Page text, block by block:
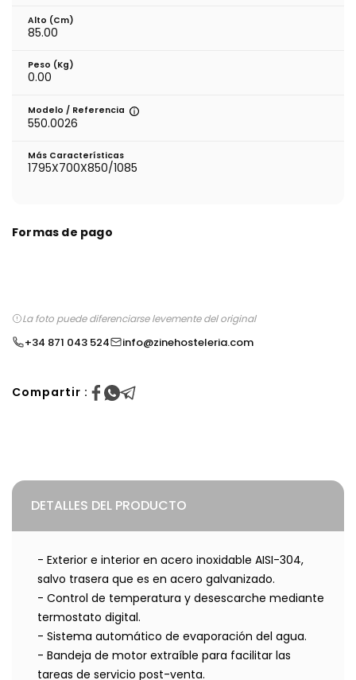
Alto (cm)
85.00
Peso (kg)
0.00
Modelo / Referencia
550.0026
Más Características
1795X700X850/1085
Formas de pago
La foto puede diferenciarse levemente del original
+34 871 043 524 info@zinehosteleria.com
Compartir :
DETALLES DEL PRODUCTO
- Exterior e interior en acero inoxidable AISI-304,
salvo trasera que es en acero galvanizado.
- Control de temperatura y desescarche mediante
termostato digital.
- Sistema automático de evaporación del agua.
- Bandeja de motor extraíble para facilitar las
tareas de servicio post-venta.